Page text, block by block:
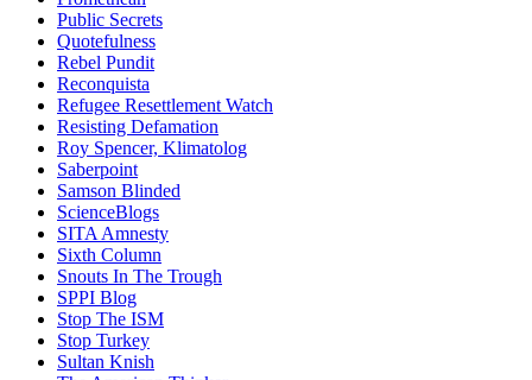
Public Secrets
Quotefulness
Rebel Pundit
Reconquista
Refugee Resettlement Watch
Resisting Defamation
Roy Spencer, Klimatolog
Saberpoint
Samson Blinded
ScienceBlogs
SITA Amnesty
Sixth Column
Snouts In The Trough
SPPI Blog
Stop The ISM
Stop Turkey
Sultan Knish